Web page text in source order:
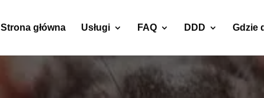
Strona główna Usługi FAQ DDD Gdzie